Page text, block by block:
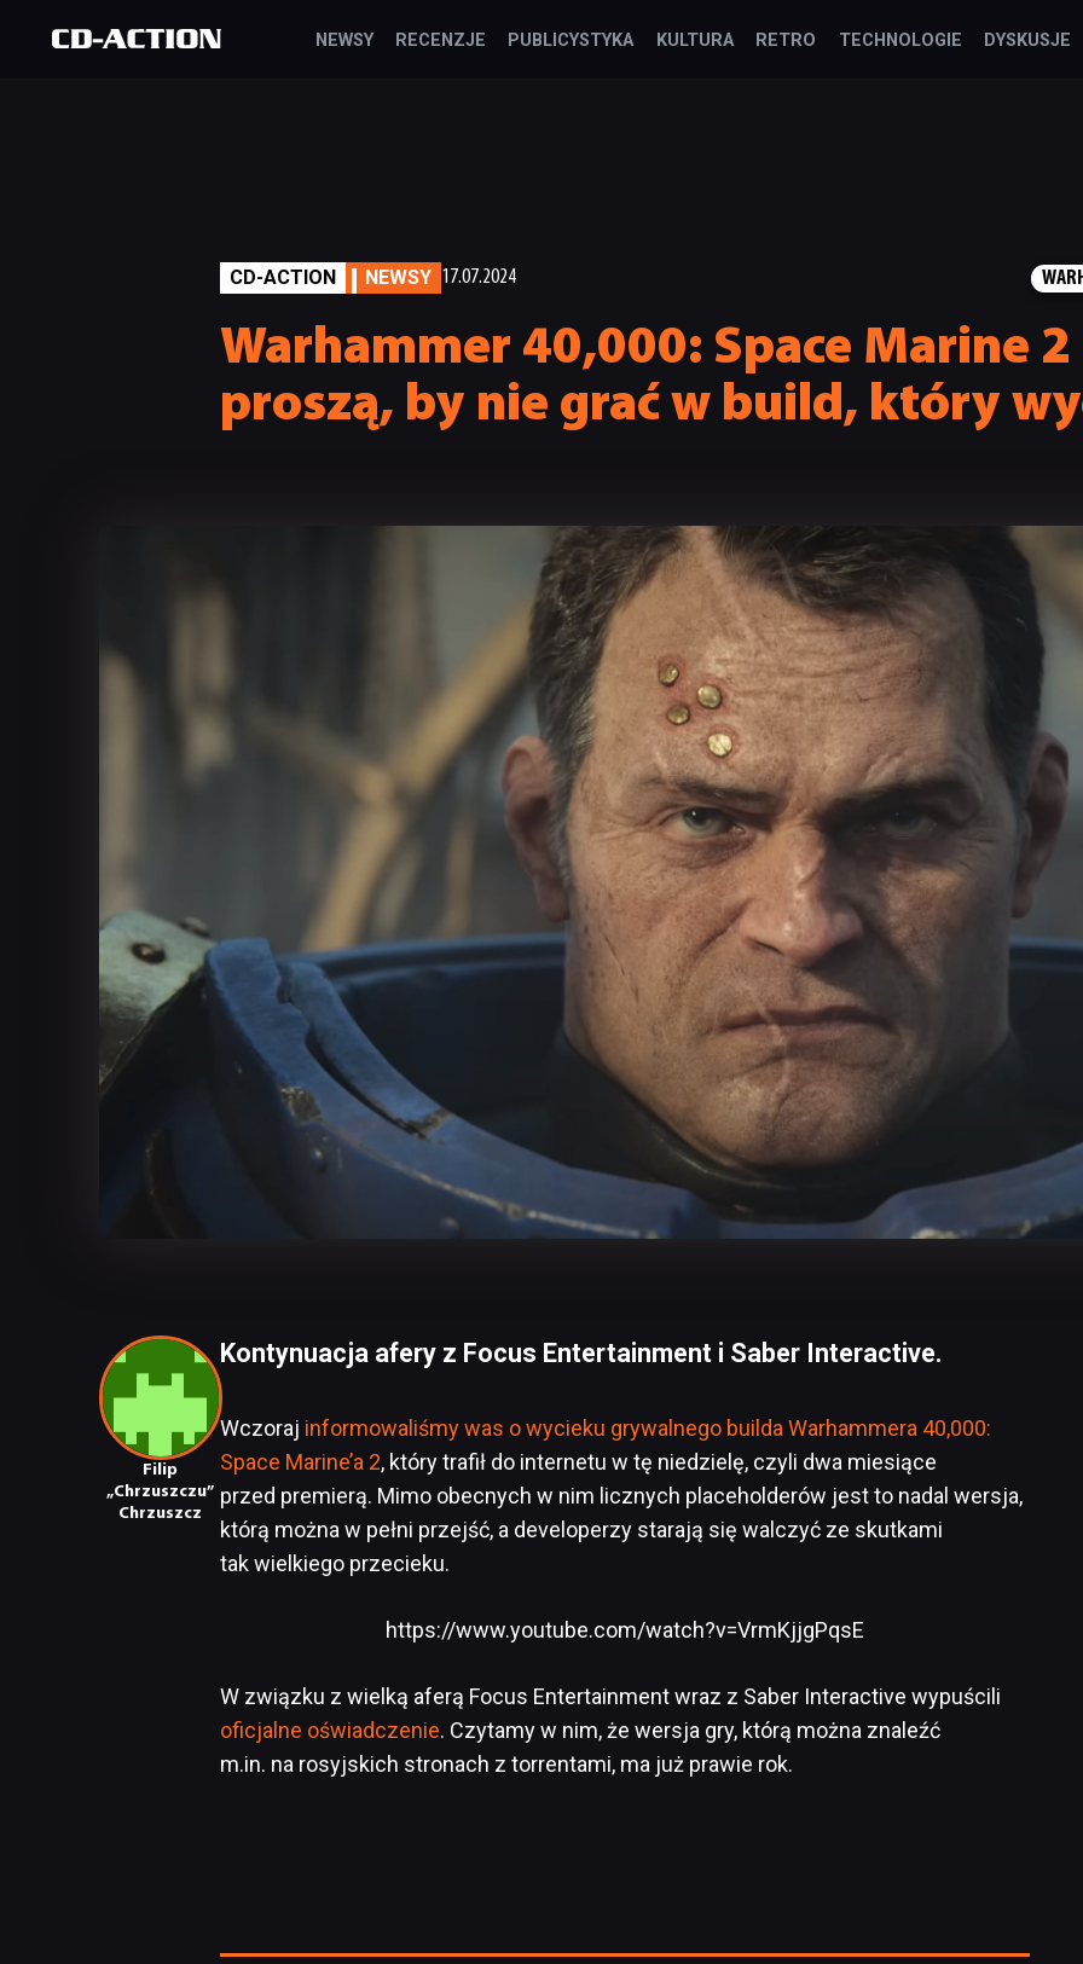
NEWSY RECENZJE PUBLICYSTYKA KULTURA RETRO TECHNOLOGIE DYSKUSJE
CD-ACTION NEWSY 17.07.2024
Warhammer 40,000: Space Marine 2
proszą, by nie grać w build, który
Filip
„Chrzuszczu”
Chrzuszcz
Kontynuacja afery z Focus Entertainment i Saber Interactive.
Wczoraj informowaliśmy was o wycieku grywalnego builda Warhammera 40,000:
Space Marine’a 2, który trafił do internetu w tę niedzielę, czyli dwa miesiące
przed premierą. Mimo obecnych w nim licznych placeholderów jest to nadal wersja,
którą można w pełni przejść, a developerzy starają się walczyć ze skutkami
tak wielkiego przecieku.
https://www.youtube.com/watch?v=VrmKjjgPqsE
W związku z wielką aferą Focus Entertainment wraz z Saber Interactive wypuścili
oficjalne oświadczenie. Czytamy w nim, że wersja gry, którą można znaleźć
m.in. na rosyjskich stronach z torrentami, ma już prawie rok.